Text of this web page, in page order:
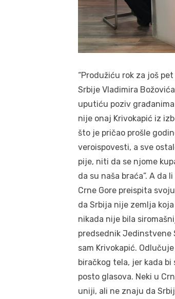
“Produžiću rok za još
Srbije Vladimira
uputiću poziv
nije onaj Krivokapić iz
što je pričao prošle
veroispovesti, a sve
pije, niti da se njome
da su naša braća”. A da
Crne Gore preispita
da Srbija nije zemlja
nikada nije bila
predsednik Jedinstvene
sam Krivokapić.
biračkog tela, jer kada bi
posto glasova. Neki u
uniji, ali ne znaju da